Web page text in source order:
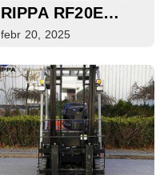
RIPPA RF20E
ELEKTROMOS
febr 20, 2025